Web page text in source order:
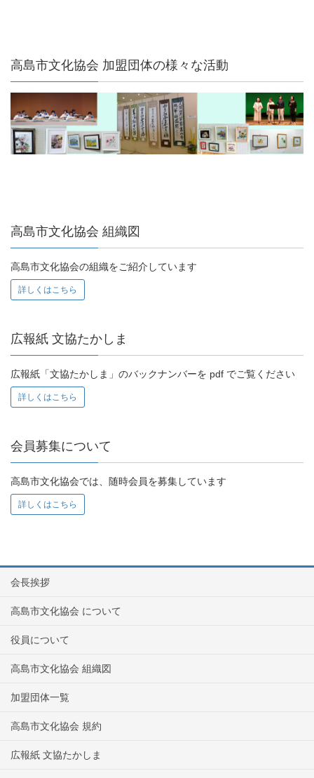
高島市文化協会 加盟団体の様々な活動
高島市文化協会 組織図
高島市文化協会の組織をご紹介しています
詳しくはこちら
広報紙 文協たかしま
広報紙「文協たかしま」のバックナンバーを pdf でご覧ください
詳しくはこちら
会員募集について
高島市文化協会では、随時会員を募集しています
詳しくはこちら
会長挨拶
高島市文化協会 について
役員について
高島市文化協会 組織図
加盟団体一覧
高島市文化協会 規約
広報紙 文協たかしま